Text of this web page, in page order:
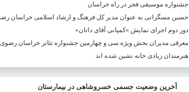
جشنواره موسیقی فجر در راه خراسان
حسین مسگرانی به عنوان مدیر کل فرهنگ و ارشاد اسلامی خراسان
دور دوم اجرای نمایش «کمپانی آقای داتان»
معرفی مدیران بخش ویژه سی و چهارمین جشنواره تئاتر خراسان رضوی
هنرمندان زیادی خانه نشین شده اند
آخرین وضعیت جسمی خسروشاهی در بیمارستان